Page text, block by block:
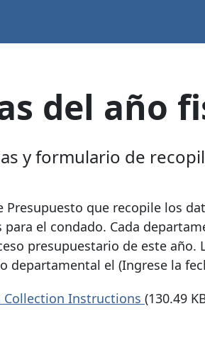
del año
y formulario de
que recopile los
el condado. Cada
presupuestario de este año.
departamental el (Ingrese la
Collection Instructions (130.49